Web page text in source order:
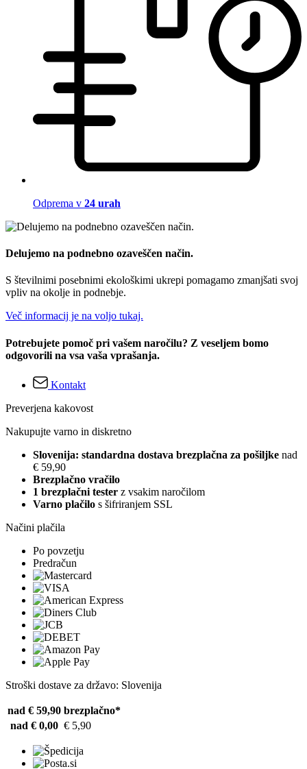
Odprema v 24 urah
Delujemo na podnebno ozaveščen način.
S številnimi posebnimi ekološkimi ukrepi pomagamo zmanjšati svoj
vpliv na okolje in podnebje.
Več informacij je na voljo tukaj.
Potrebujete pomoč pri vašem naročilu? Z veseljem bomo
odgovorili na vsa vaša vprašanja.
Kontakt
Preverjena kakovost
Nakupujte varno in diskretno
Slovenija: standardna dostava brezplačna za pošiljke nad
€ 59,90
Brezplačno vračilo
1 brezplačni tester z vsakim naročilom
Varno plačilo s šifriranjem SSL
Načini plačila
Po povzetju
Predračun
Stroški dostave za državo: Slovenija
nad € 59,90 brezplačno*
nad € 0,00 € 5,90